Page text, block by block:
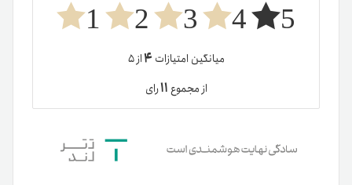
5
4
3
2
1
میانگین امتیازات ۴از ۵
از مجموع۱۱رای